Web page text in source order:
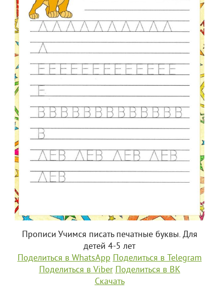
Прописи Учимся писать печатные буквы. Для
детей 4-5 лет
Поделиться в WhatsApp Поделиться в Telegram
Поделиться в Viber Поделиться в ВК
Скачать